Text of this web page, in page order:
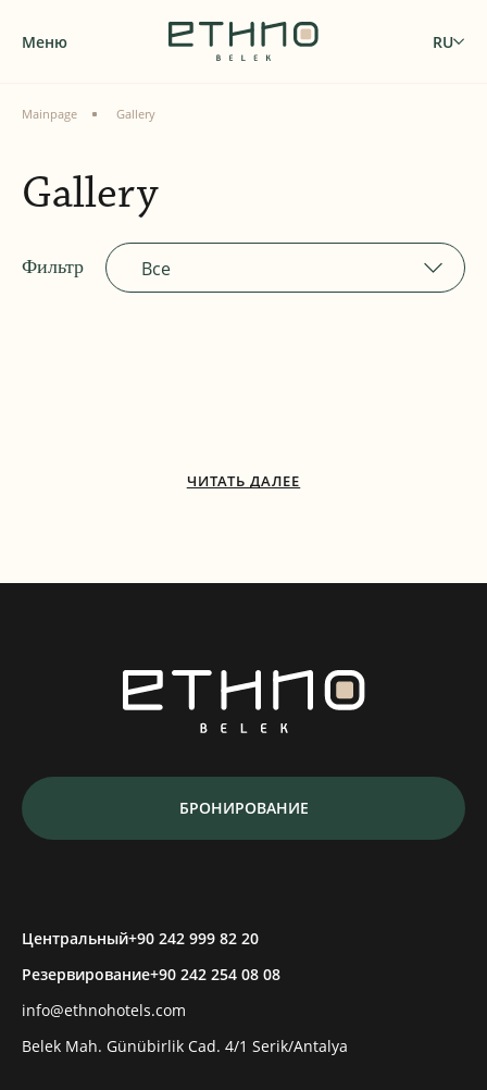
Меню RU
Mainpage Gallery
Gallery
Фильтр Все
ЧИТАТЬ ДАЛЕЕ
БРОНИРОВАНИЕ
Центральный+90 242 999 82 20
Резервирование+90 242 254 08 08
info@ethnohotels.com
Belek Mah. Günübirlik Cad. 4/1 Serik/Antalya